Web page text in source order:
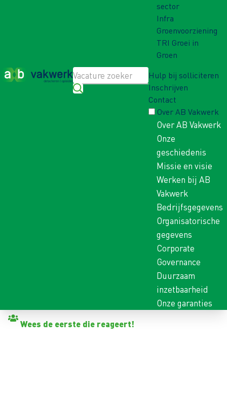
sector
Infra
Groenvoorziening
TRI Groei in
Groen
Hulp bij solliciteren
Inschrijven
Contact
Over AB Vakwerk
Over AB Vakwerk
Onze
geschiedenis
Missie en visie
Werken bij AB
Vakwerk
Bedrijfsgegevens
Organisatorische
gegevens
Corporate
Governance
Duurzaam
inzetbaarheid
Onze garanties
Wees de eerste die reageert!